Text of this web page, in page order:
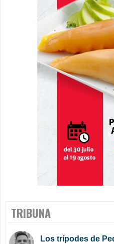
TRIBUNA
Los trípodes de